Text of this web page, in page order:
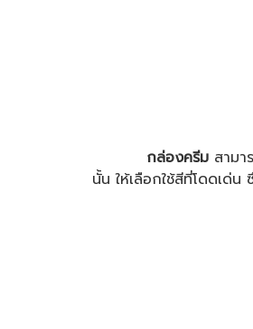
กล่องครีม สามา
นั้น ให้เลือกใช้สีที่โดดเด่